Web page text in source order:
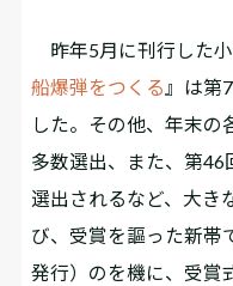
昨年5月に刊行した
船爆弾をつくる 』は第
した。その他、年末の
多数選出、また、第46
選出されるなど、大き
び、受賞を謳った新帯
発行）のを機に、受賞